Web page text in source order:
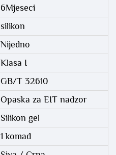
6Mjeseci
silikon
Nijedno
Klasa I
GB/T 32610
Opaska za EIT nadzor
Silikon gel
1 komad